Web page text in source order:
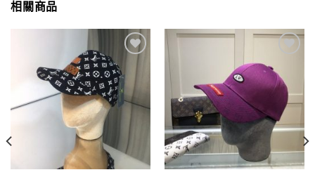
相關商品
Add to
wishlist
wishlist